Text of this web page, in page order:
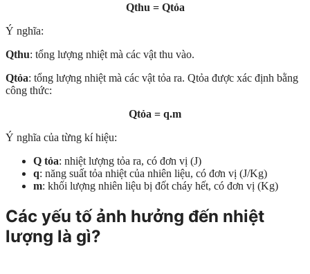
Qthu = Qtỏa
Ý nghĩa:
Qthu: tổng lượng nhiệt mà các vật thu vào.
Qtỏa: tổng lượng nhiệt mà các vật tỏa ra. Qtỏa được xác định bằng
công thức:
Qtỏa = q.m
Ý nghĩa của từng kí hiệu:
Q tỏa: nhiệt lượng tỏa ra, có đơn vị (J)
q: năng suất tỏa nhiệt của nhiên liệu, có đơn vị (J/Kg)
m: khối lượng nhiên liệu bị đốt cháy hết, có đơn vị (Kg)
Các yếu tố ảnh hưởng đến nhiệt
lượng là gì?